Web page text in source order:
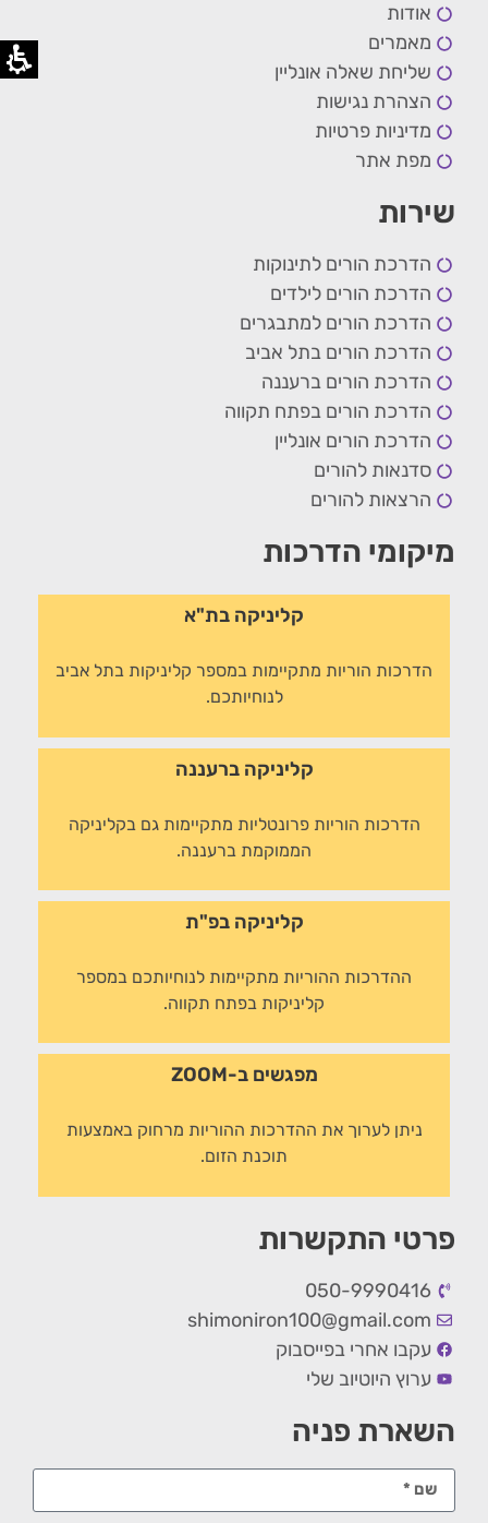
אודות
מאמרים
שליחת שאלה אונליין
הצהרת נגישות
מדיניות פרטיות
מפת אתר
שירות
הדרכת הורים לתינוקות
הדרכת הורים לילדים
הדרכת הורים למתבגרים
הדרכת הורים בתל אביב
הדרכת הורים ברעננה
הדרכת הורים בפתח תקווה
הדרכת הורים אונליין
סדנאות להורים
הרצאות להורים
מיקומי הדרכות
קליניקה בת"א
הדרכות הוריות מתקיימות במספר קליניקות בתל אביב
לנוחיותכם.
קליניקה ברעננה
הדרכות הוריות פרונטליות מתקיימות גם בקליניקה
הממוקמת ברעננה.
קליניקה בפ"ת
ההדרכות ההוריות מתקיימות לנוחיותכם במספר
קליניקות בפתח תקווה.
מפגשים ב-ZOOM
ניתן לערוך את ההדרכות ההוריות מרחוק באמצעות
תוכנת הזום.
פרטי התקשרות
050-9990416
shimoniron100@gmail.com
עקבו אחרי בפייסבוק
ערוץ היוטיוב שלי
השארת פניה